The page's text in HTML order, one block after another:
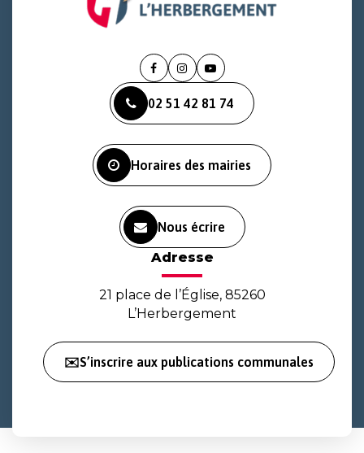
Lien
le
compte
Lien
le
compte
Lien
la
chaîne
02 51 42 81 74
Horaires des mairies
Nous écrire
Adresse
21 place de l’Église, 85260
L’Herbergement
✉️S’inscrire aux publications communales